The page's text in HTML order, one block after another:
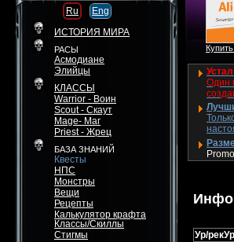
Ru
Eng
ИСТОРИЯ МИРА
РАСЫ
Асмодиане
Элийцы
КЛАССЫ
Warrior - Воин
Scout - Скаут
Mage- Маг
Priest - Жрец
БАЗА ЗНАНИЙ
Квесты
НПС
Монстры
Вещи
Рецепты
Калькулятор крафта
Классы/Скиллы
Стигмы
Один
Ур/рекУр